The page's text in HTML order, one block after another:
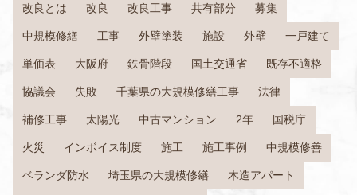
改良とは 改良 改良工事 共有部分 募集
中規模修繕 工事 外壁塗装 施設 外壁 一戸建て
単価表 大阪府 鉄骨階段 国土交通省 既存不適格
協議会 失敗 千葉県の大規模修繕工事 法律
補修工事 太陽光 中古マンション 2年 国税庁
火災 インボイス制度 施工 施工事例 中規模修善
ベランダ防水 埼玉県の大規模修繕 木造アパート